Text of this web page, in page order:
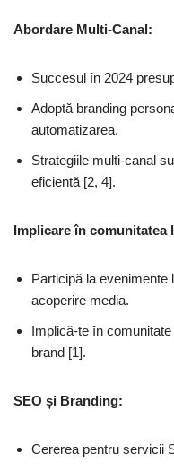
Abordare Multi-Canal:
Succesul în 2024
Adoptă branding
automatizarea.
Strategiile multi-canal
eficientă [2, 4].
Implicare în comunitatea
Participă la evenimente
acoperire media.
Implică-te în
brand [1].
SEO și Branding:
Cererea pentru servicii